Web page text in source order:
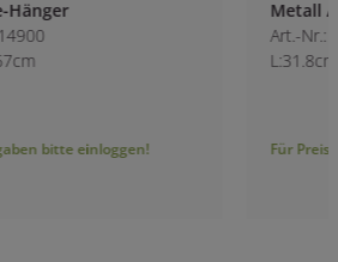
Metall Aufhänger
Art.-Nr.: 0127900
L:31.8cm B:3.8cm
Für Preisangaben